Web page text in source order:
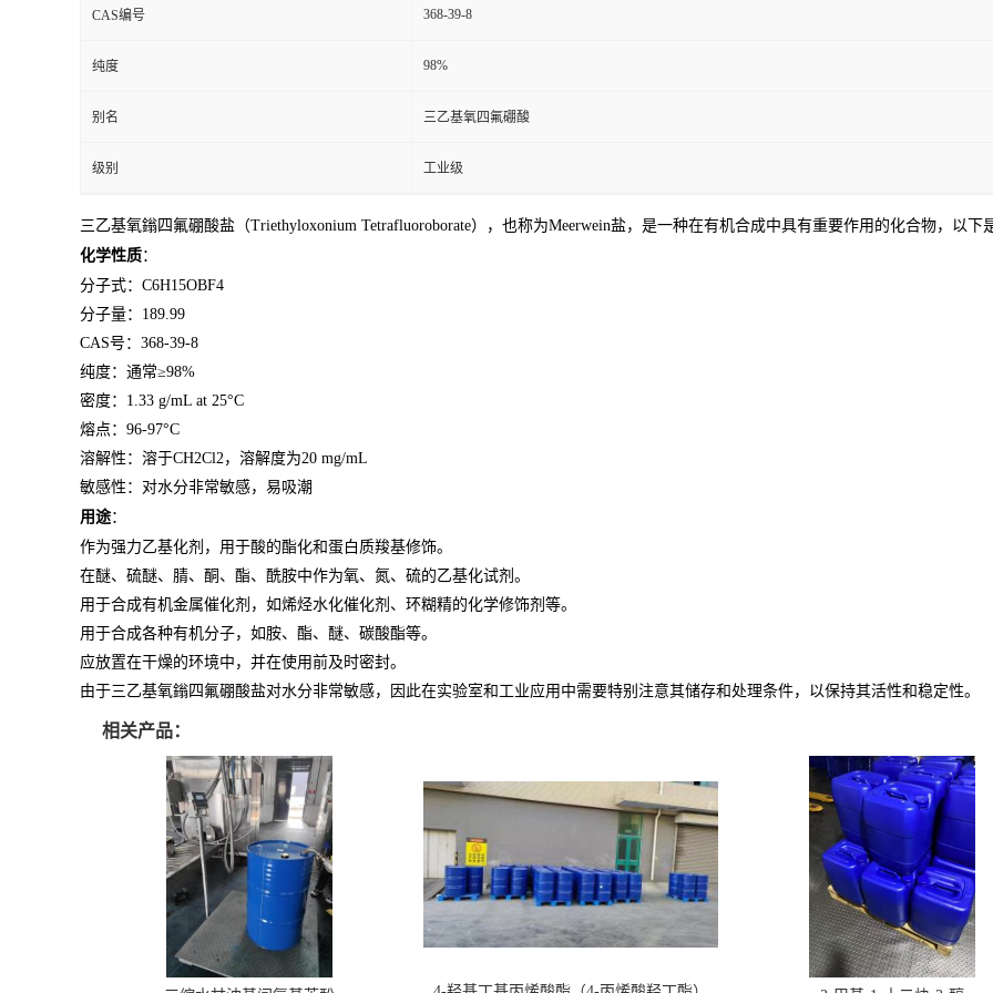
CAS编号 368-39-8
纯度 98%
别名 三乙基氧四氟硼酸
级别 工业级
三乙基氧鎓四氟硼酸盐（Triethyloxonium Tetrafluoroborate），也称为Meerwein盐，是一种在有机合成中具有重要作用的化合物，以下
化学性质：
分子式：C6H15OBF4
分子量：189.99
CAS号：368-39-8
纯度：通常≥98%
密度：1.33 g/mL at 25°C
熔点：96-97°C
溶解性：溶于CH2Cl2，溶解度为20 mg/mL
敏感性：对水分非常敏感，易吸潮
用途：
作为强力乙基化剂，用于酸的酯化和蛋白质羧基修饰。
在醚、硫醚、腈、酮、酯、酰胺中作为氧、氮、硫的乙基化试剂。
用于合成有机金属催化剂，如烯烃水化催化剂、环糊精的化学修饰剂等。
用于合成各种有机分子，如胺、酯、醚、碳酸酯等。
应放置在干燥的环境中，并在使用前及时密封。
由于三乙基氧鎓四氟硼酸盐对水分非常敏感，因此在实验室和工业应用中需要特别注意其储存和处理条件，以保持其活性和稳定性。
相关产品：